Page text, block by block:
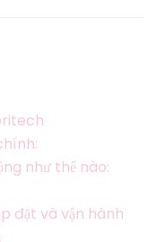
như thế nào:
đặt và vận hành